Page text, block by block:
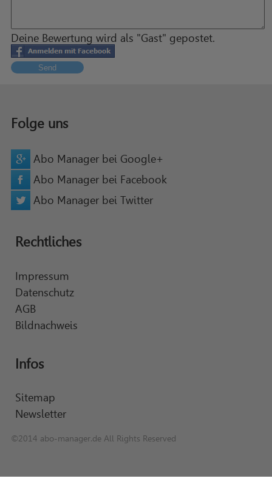
Deine Bewertung wird als "Gast" gepostet.
Send
Folge uns
Abo Manager bei Google+
Abo Manager bei Facebook
Abo Manager bei Twitter
Rechtliches
Impressum
Datenschutz
AGB
Bildnachweis
Infos
Sitemap
Newsletter
©2014 abo-manager.de All Rights Reserved